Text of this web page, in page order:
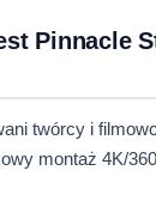
Pinnacle
twórcy i
montaż 4K/